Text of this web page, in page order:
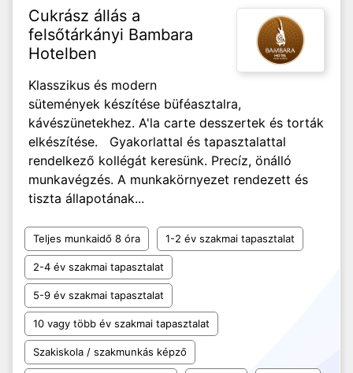
Cukrász állás a
felsőtárkányi Bambara
Hotelben
Klasszikus és modern
sütemények készítése büféasztalra,
kávészünetekhez. A'la carte desszertek és torták
elkészítése. Gyakorlattal és tapasztalattal
rendelkező kollégát keresünk. Precíz, önálló
munkavégzés. A munkakörnyezet rendezett és
tiszta állapotának...
Teljes munkaidő 8 óra 1-2 év szakmai tapasztalat
2-4 év szakmai tapasztalat
5-9 év szakmai tapasztalat
10 vagy több év szakmai tapasztalat
Szakiskola / szakmunkás képző